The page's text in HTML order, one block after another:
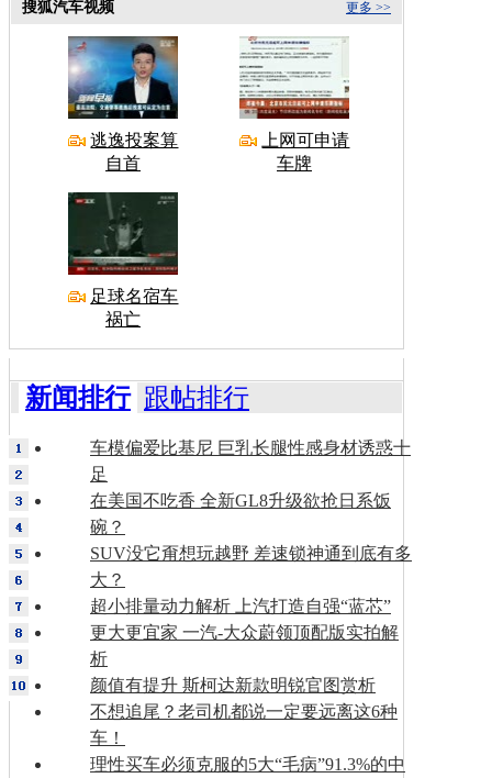
更多 >>
搜狐汽车视频
逃逸投案算
自首
上网可申请
车牌
足球名宿车
祸亡
新闻排行 跟帖排行
车模偏爱比基尼 巨乳长腿性感身材诱惑十
足
在美国不吃香 全新GL8升级欲抢日系饭
碗？
SUV没它甭想玩越野 差速锁神通到底有多
大？
超小排量动力解析 上汽打造自强“蓝芯”
更大更宜家 一汽-大众蔚领顶配版实拍解
析
颜值有提升 斯柯达新款明锐官图赏析
不想追尾？老司机都说一定要远离这6种
车！
理性买车必须克服的5大“毛病”91.3%的中